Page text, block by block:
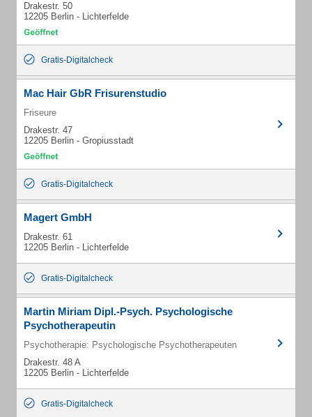
Drakestr. 50
12205 Berlin - Lichterfelde
Gratis-Digitalcheck
Mac Hair GbR Frisurenstudio
Friseure
Drakestr. 47
12205 Berlin - Gropiusstadt
Gratis-Digitalcheck
Magert GmbH
Drakestr. 61
12205 Berlin - Lichterfelde
Gratis-Digitalcheck
Martin Miriam Dipl.-Psych. Psychologische
Psychotherapeutin
Psychotherapie: Psychologische Psychotherapeuten
Drakestr. 48 A
12205 Berlin - Lichterfelde
Gratis-Digitalcheck